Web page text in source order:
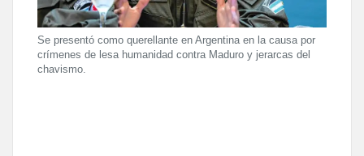
Se presentó como querellante en Argentina en la causa por
crímenes de lesa humanidad contra Maduro y jerarcas del
chavismo.